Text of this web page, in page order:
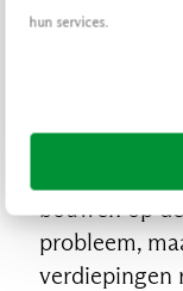
hun services.
een nieuwe
focus op
Het
bouwen op
probleem,
verdiepingen